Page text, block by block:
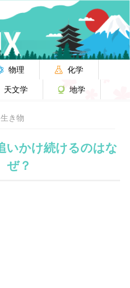
物理
化学
天文学 地学
生き物
いかけ続けるのはな
ぜ？